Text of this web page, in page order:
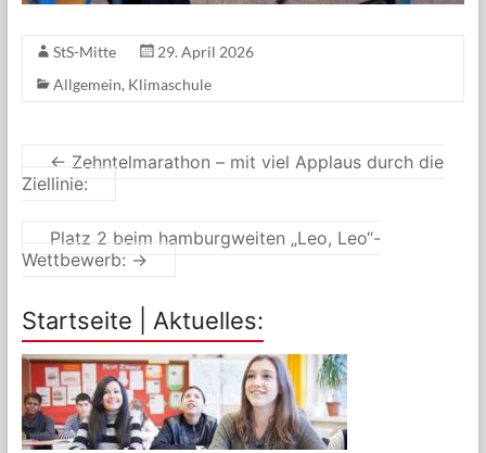
StS-Mitte
29. April 2026
Allgemein, Klimaschule
← Zehntelmarathon – mit viel Applaus durch die
Ziellinie:
Platz 2 beim hamburgweiten „Leo, Leo“-
Wettbewerb: →
Startseite | Aktuelles: